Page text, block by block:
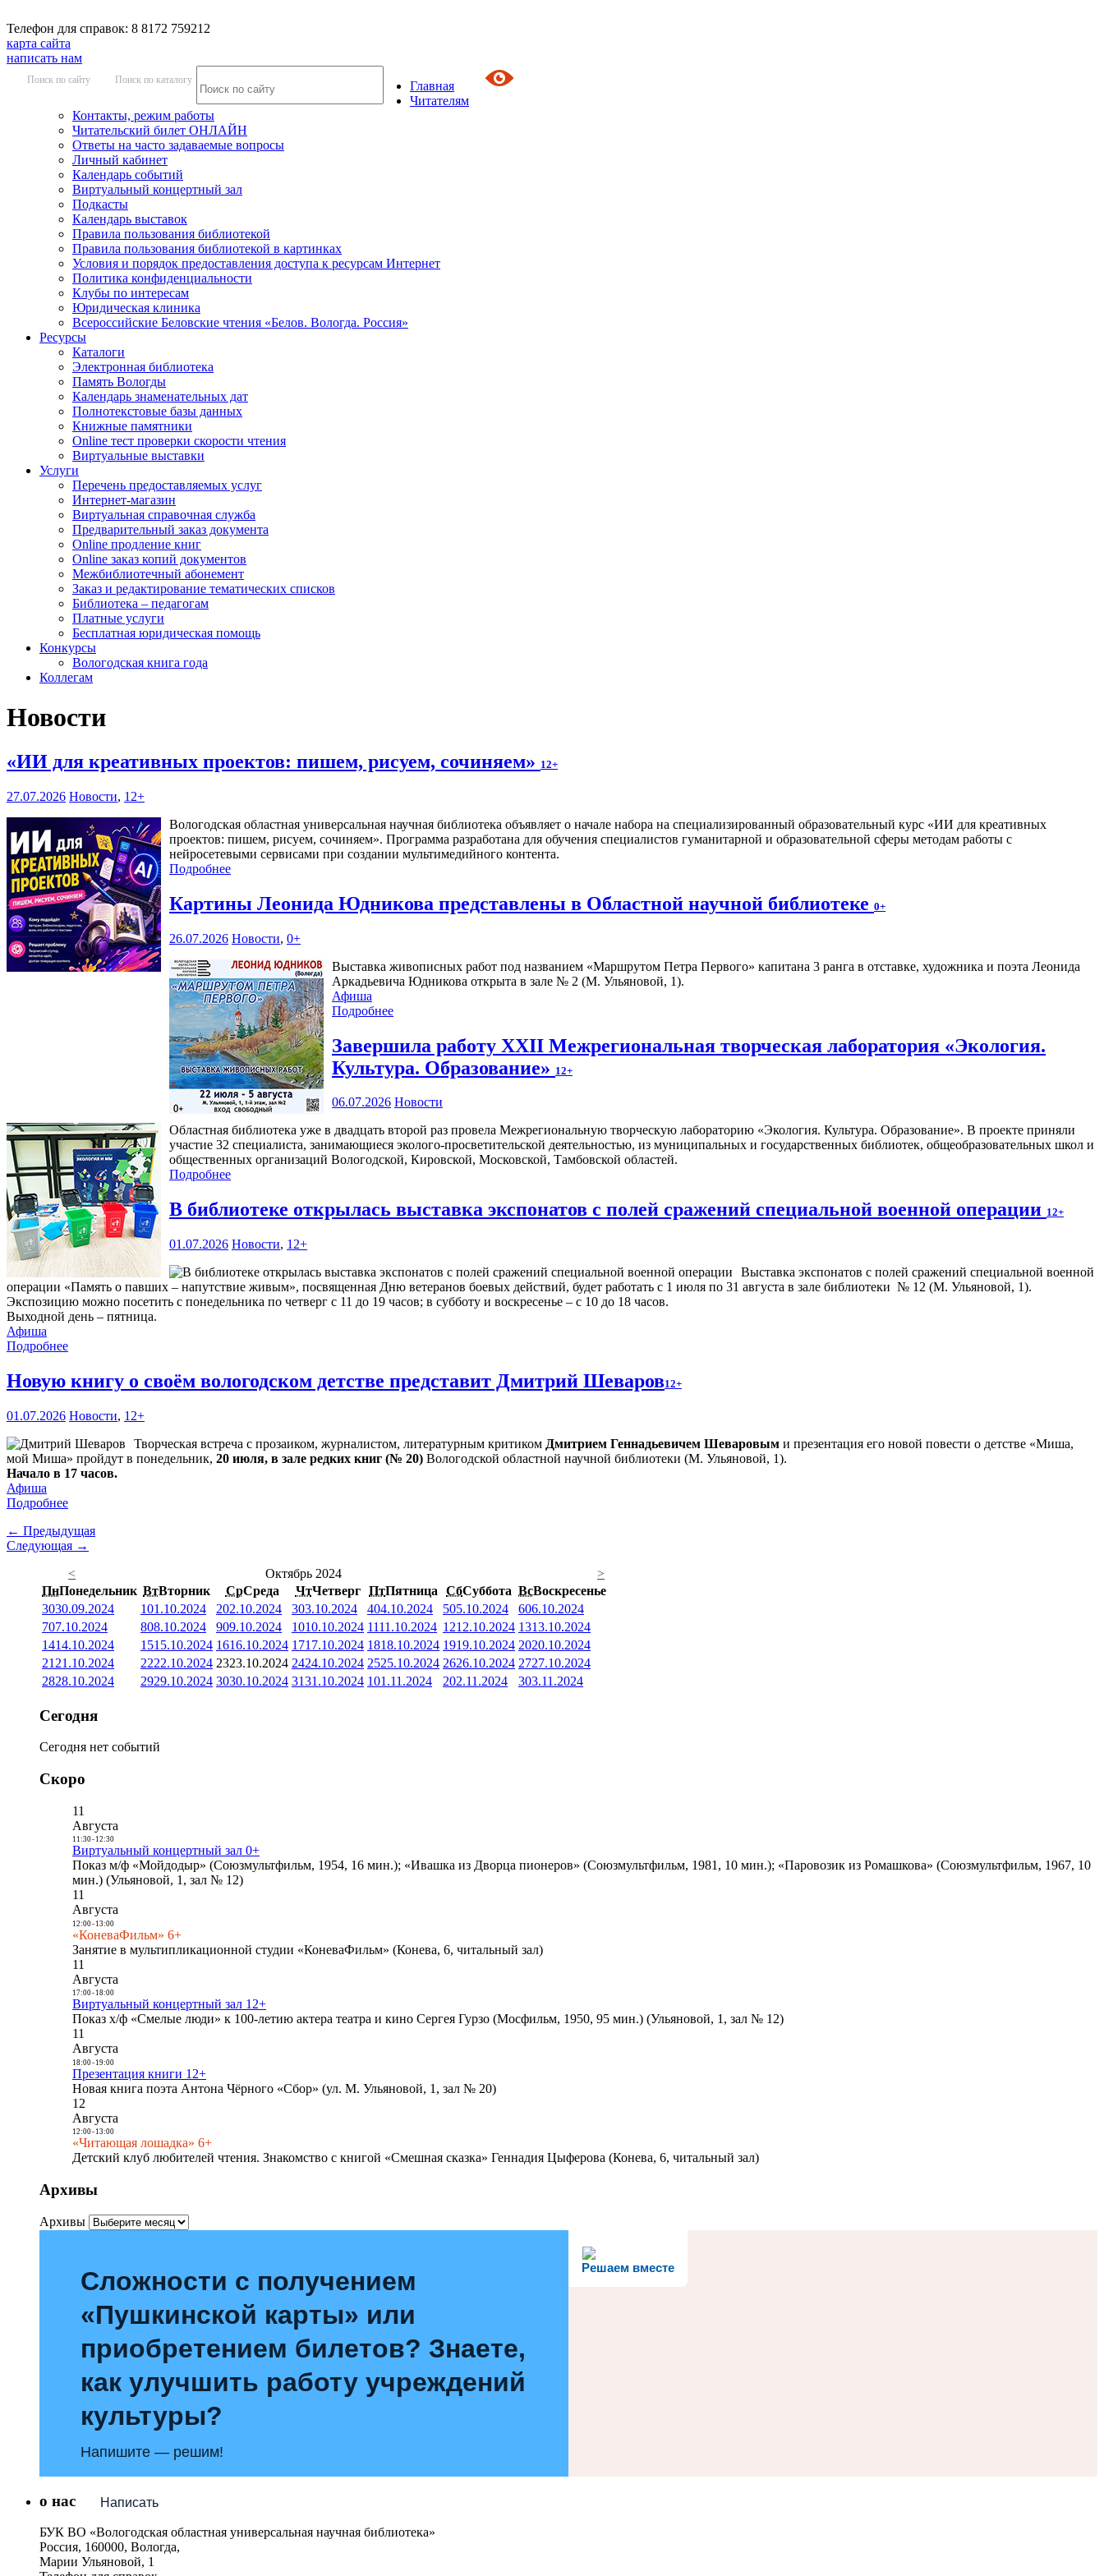
Телефон для справок: 8 8172 759212
карта сайта
написать нам
Поиск по сайту Поиск по каталогу
Главная
Читателям
Контакты, режим работы
Читательский билет ОНЛАЙН
Ответы на часто задаваемые вопросы
Личный кабинет
Календарь событий
Виртуальный концертный зал
Подкасты
Календарь выставок
Правила пользования библиотекой
Правила пользования библиотекой в картинках
Условия и порядок предоставления доступа к ресурсам Интернет
Политика конфиденциальности
Клубы по интересам
Юридическая клиника
Всероссийские Беловские чтения «Белов. Вологда. Россия»
Ресурсы
Каталоги
Электронная библиотека
Память Вологды
Календарь знаменательных дат
Полнотекстовые базы данных
Книжные памятники
Online тест проверки скорости чтения
Виртуальные выставки
Услуги
Перечень предоставляемых услуг
Интернет-магазин
Виртуальная справочная служба
Предварительный заказ документа
Online продление книг
Online заказ копий документов
Межбиблиотечный абонемент
Заказ и редактирование тематических списков
Библиотека – педагогам
Платные услуги
Бесплатная юридическая помощь
Конкурсы
Вологодская книга года
Коллегам
Новости
«ИИ для креативных проектов: пишем, рисуем, сочиняем» 12+
27.07.2026 Новости, 12+
Вологодская областная универсальная научная библиотека объявляет о начале набора на специализированный образовательный курс «ИИ для креативных
проектов: пишем, рисуем, сочиняем». Программа разработана для обучения специалистов гуманитарной и образовательной сферы методам работы с
нейросетевыми сервисами при создании мультимедийного контента.
Подробнее
Картины Леонида Юдникова представлены в Областной научной библиотеке 0+
26.07.2026 Новости, 0+
Выставка живописных работ под названием «Маршрутом Петра Первого» капитана 3 ранга в отставке, художника и поэта Леонида
Аркадьевича Юдникова открыта в зале № 2 (М. Ульяновой, 1).
Афиша
Подробнее
Завершила работу XXII Межрегиональная творческая лаборатория «Экология.
Культура. Образование» 12+
06.07.2026 Новости
Областная библиотека уже в двадцать второй раз провела Межрегиональную творческую лабораторию «Экология. Культура. Образование». В проекте приняли
участие 32 специалиста, занимающиеся эколого-просветительской деятельностью, из муниципальных и государственных библиотек, общеобразовательных школ и
общественных организаций Вологодской, Кировской, Московской, Тамбовской областей.
Подробнее
В библиотеке открылась выставка экспонатов с полей сражений специальной военной операции 12+
01.07.2026 Новости, 12+
Выставка экспонатов с полей сражений специальной военной
операции «Память о павших – напутствие живым», посвященная Дню ветеранов боевых действий, будет работать с 1 июля по 31 августа в зале библиотеки № 12 (М. Ульяновой, 1).
Экспозицию можно посетить с понедельника по четверг с 11 до 19 часов; в субботу и воскресенье – с 10 до 18 часов.
Выходной день – пятница.
Афиша
Подробнее
Новую книгу о своём вологодском детстве представит Дмитрий Шеваров12+
01.07.2026 Новости, 12+
Творческая встреча с прозаиком, журналистом, литературным критиком Дмитрием Геннадьевичем Шеваровым и презентация его новой повести о детстве «Миша,
мой Миша» пройдут в понедельник, 20 июля, в зале редких книг (№ 20) Вологодской областной научной библиотеки (М. Ульяновой, 1).
Начало в 17 часов.
Афиша
Подробнее
← Предыдущая
Следующая →
<
Октябрь 2024
>
ПнПонедельник ВтВторник СрСреда ЧтЧетверг ПтПятница СбСуббота ВсВоскресенье
3030.09.2024 101.10.2024 202.10.2024 303.10.2024 404.10.2024 505.10.2024 606.10.2024
707.10.2024 808.10.2024 909.10.2024 1010.10.2024 1111.10.2024 1212.10.2024 1313.10.2024
1414.10.2024 1515.10.2024 1616.10.2024 1717.10.2024 1818.10.2024 1919.10.2024 2020.10.2024
21 21.10.2024 2222.10.2024 2323.10.2024 2424.10.2024 2525.10.2024 2626.10.2024 2727.10.2024
2828.10.2024 2929.10.2024 3030.10.2024 3131.10.2024 101.11.2024 202.11.2024 303.11.2024
Сегодня
Сегодня нет событий
Скоро
11
Августа
11:30- 12:30
Виртуальный концертный зал 0+
Показ м/ф «Мойдодыр» (Союзмультфильм, 1954, 16 мин.); «Ивашка из Дворца пионеров» (Союзмультфильм, 1981, 10 мин.); «Паровозик из Ромашкова» (Союзмультфильм, 1967, 10
мин.) (Ульяновой, 1, зал № 12)
11
Августа
12:00- 13:00
«КоневаФильм» 6+
Занятие в мультипликационной студии «КоневаФильм» (Конева, 6, читальный зал)
11
Августа
17:00- 18:00
Виртуальный концертный зал 12+
Показ х/ф «Смелые люди» к 100-летию актера театра и кино Сергея Гурзо (Мосфильм, 1950, 95 мин.) (Ульяновой, 1, зал № 12)
11
Августа
18:00- 19:00
Презентация книги 12+
Новая книга поэта Антона Чёрного «Сбор» (ул. М. Ульяновой, 1, зал № 20)
12
Августа
12:00- 13:00
«Читающая лошадка» 6+
Детский клуб любителей чтения. Знакомство с книгой «Смешная сказка» Геннадия Цыферова (Конева, 6, читальный зал)
Архивы
Архивы
Решаем вместе
Сложности с получением
«Пушкинской карты» или
приобретением билетов? Знаете,
как улучшить работу учреждений
культуры?
Напишите — решим!
Написать
о нас
БУК ВО «Вологодская областная универсальная научная библиотека»
Россия, 160000, Вологда,
Марии Ульяновой, 1